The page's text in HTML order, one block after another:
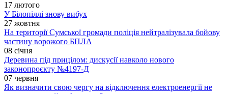
17 лютого
У Білопіллі знову вибух
27 жовтня
На території Сумської громади поліція нейтралізувала бойову
частину ворожого БПЛА
08 січня
Деревина під прицілом: дискусії навколо нового
законопроєкту №4197-Д
07 червня
Як визначити свою чергу на відключення електроенергії не